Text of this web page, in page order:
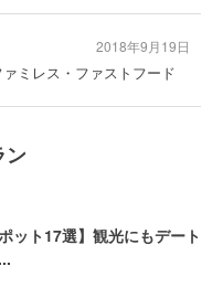
ミレス・ファストフード
2018年9月19日
ン
ット17選】観光にもデート